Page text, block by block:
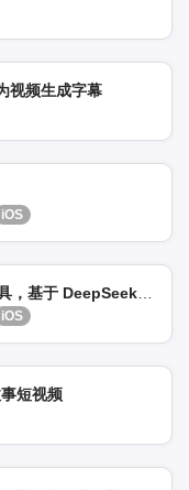
视频生成字幕
iOS
iOS
短视频